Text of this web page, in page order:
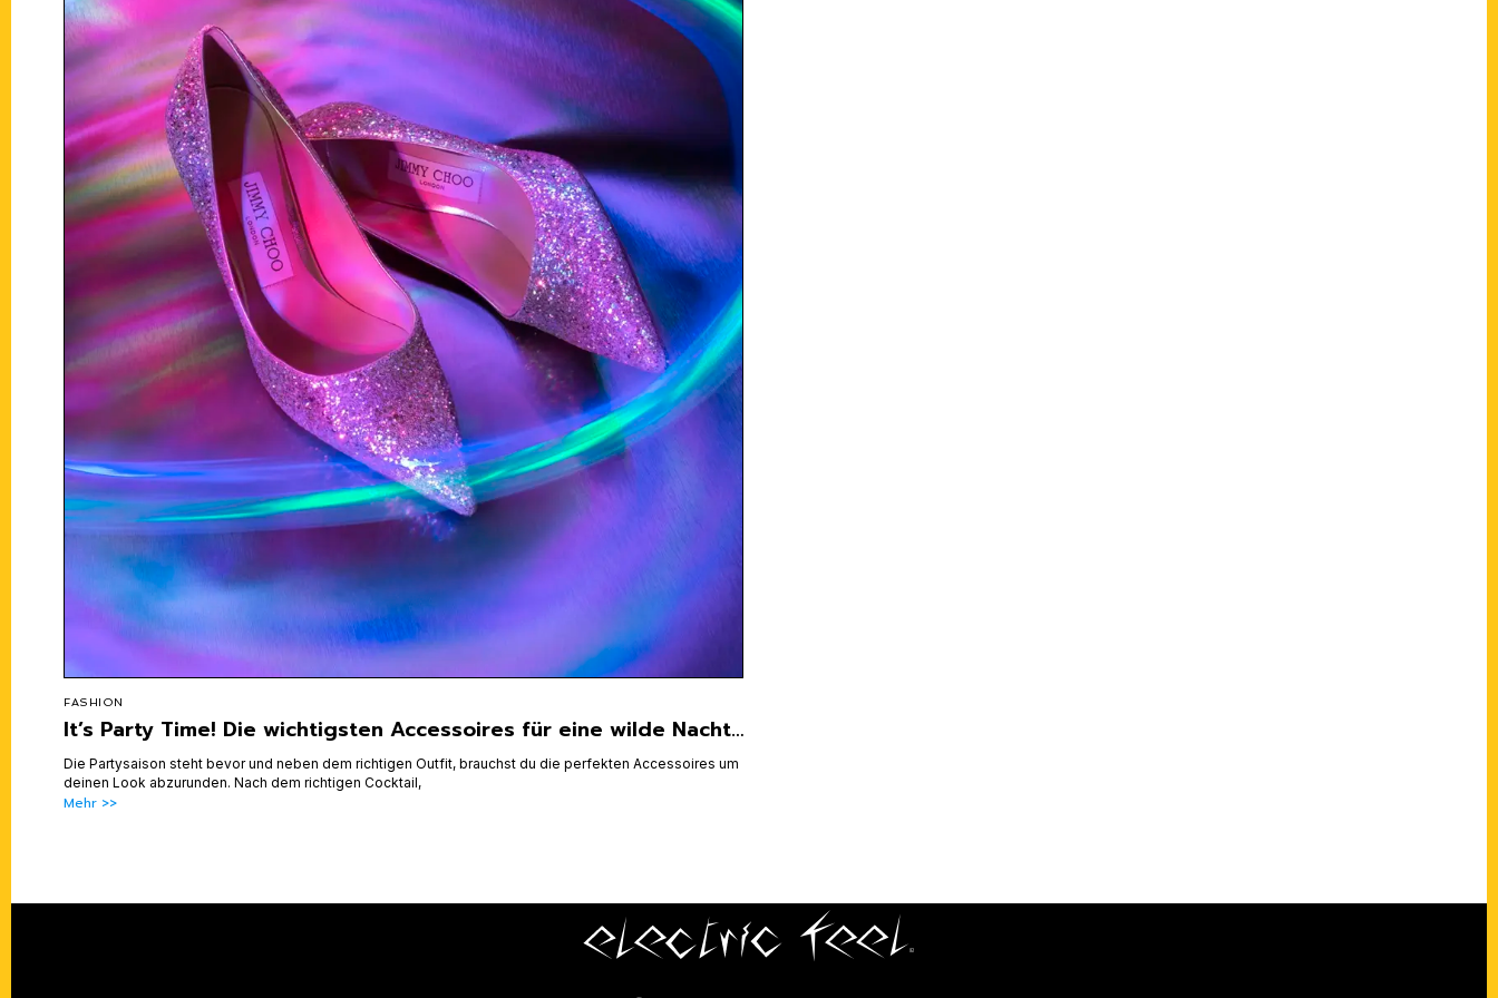
FASHION
It’s Party Time! Die wichtigsten Accessoires für eine wilde Nacht…
Die Partysaison steht bevor und neben dem richtigen Outfit, brauchst du die perfekten Accessoires um
deinen Look abzurunden. Nach dem richtigen Cocktail,
Mehr >>